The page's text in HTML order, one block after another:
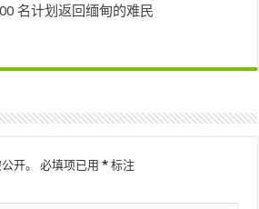
名计划返回缅甸的难民
开。 必填项已用* 标注